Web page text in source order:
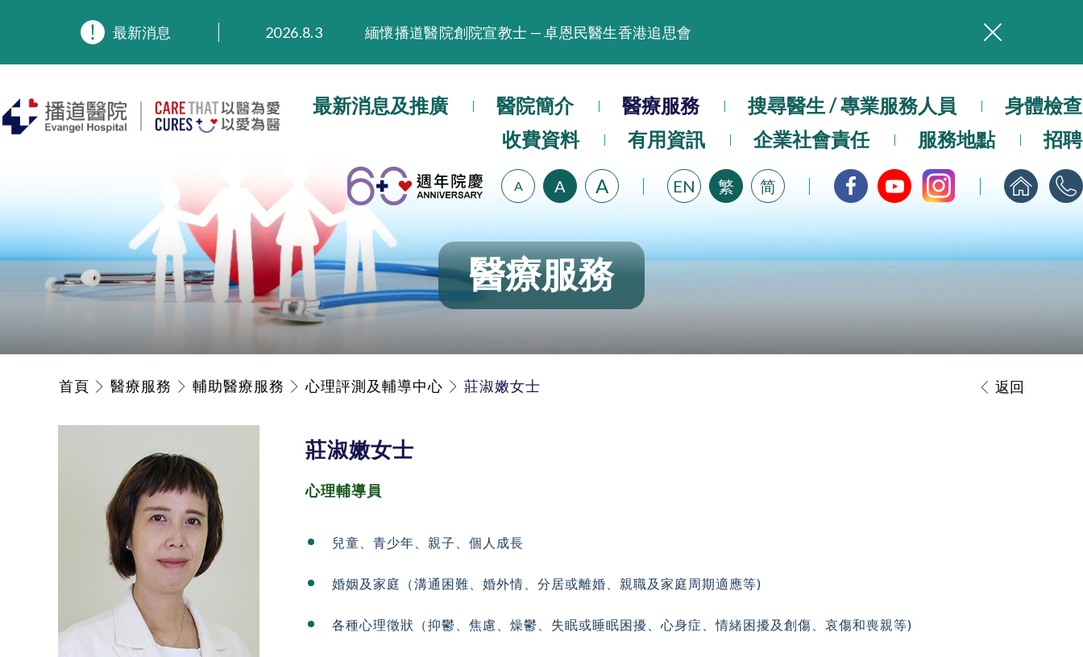
最新消息 2026.8.3
緬懷播道醫院創院宣教士 — 卓恩民醫生香港追思會
2025.9.23
本院在暴雨或颱風警告信號 (包括黑色暴雨及8號或以上熱帶氣旋警告信號) 下，仍會維持有限度服務。如有查詢，可致電2711 5222。
2025.8.4
播道醫院體檢服務獲客戶正面評價
播道醫院手機App已推出查閱病歷記錄及求診資料功能，請即下載
最新消息及推廣 醫院簡介 醫療服務 搜尋醫生 / 專業服務人員
身體檢查
收費資料
有用資訊 企業社會責任 服務地點 招聘
A A A EN 繁 简
醫療服務
首頁 醫療服務 輔助醫療服務 心理評測及輔導中心 莊淑嫩女士 返回
莊淑嫩女士
心理輔導員
兒童、青少年、親子、個人成長
婚姻及家庭（溝通困難、婚外情、分居或離婚、親職及 家庭周期適應等)
各種心理徵狀（抑鬱、焦慮、燥鬱、失眠或睡眠困擾、 心身症、情緒困擾及創傷、哀傷和喪親等)